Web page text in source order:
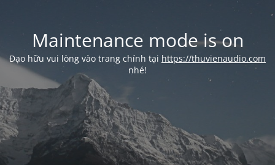
Maintenance mode is on
Đạo hữu vui lòng vào trang chính tại https://thuvienaudio.com
nhé!